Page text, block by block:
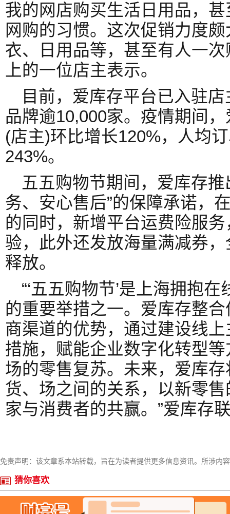
我的网店购买生活日用品，
网购的习惯。这次促销力度
衣、日用品等，甚至有人一
上的一位店主表示。
目前，爱库存平台已入驻
品牌逾10,000家。疫情期间
(店主)环比增长120%，人均
243%。
五五购物节期间，爱库存
务、安心售后”的保障承诺，
的同时，新增平台运费险服
验，此外还发放海量满减券
释放。
“‘五五购物节’是上海拥抱
的重要举措之一。爱库存整
商渠道的优势，通过建设线
措施，赋能企业数字化转型
场的零售复苏。未来，爱库
货、场之间的关系，以新零
家与消费者的共赢。”爱库存
免责声明：该文章系本站转载，旨在为读者提供更多信息资讯。所涉内
猜你喜欢